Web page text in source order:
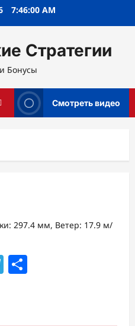
7:46:01 AM
Стратегии
Бонусы
Смотреть видео
297.4 мм, Ветер: 17.9 м/
Telegram